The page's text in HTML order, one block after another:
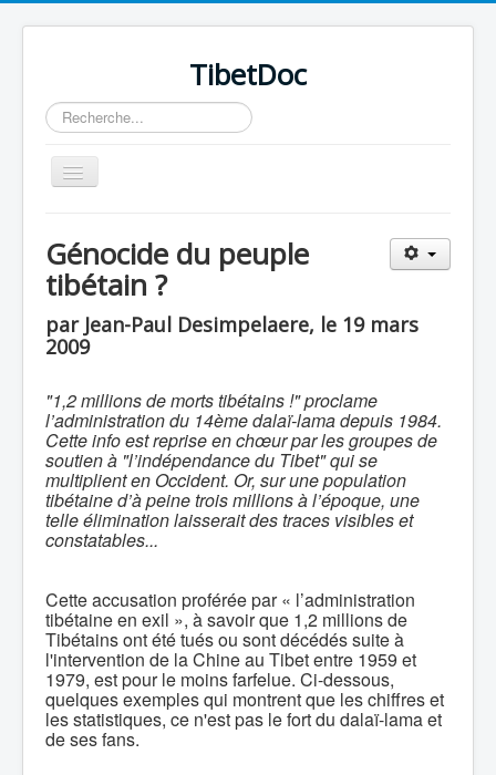
TibetDoc
Rechercher
Basculer
la
Génocide du peuple
tibétain ?
par Jean-Paul Desimpelaere, le 19 mars
2009
"1,2 millions de morts tibétains !" proclame
l’administration du 14ème dalaï-lama depuis 1984.
Cette info est reprise en chœur par les groupes de
soutien à "l’indépendance du Tibet" qui se
multiplient en Occident. Or, sur une population
tibétaine d’à peine trois millions à l’époque, une
telle élimination laisserait des traces visibles et
constatables...
Cette accusation proférée par « l’administration
tibétaine en exil », à savoir que 1,2 millions de
Tibétains ont été tués ou sont décédés suite à
l'intervention de la Chine au Tibet entre 1959 et
1979, est pour le moins farfelue. Ci-dessous,
quelques exemples qui montrent que les chiffres et
les statistiques, ce n'est pas le fort du dalaï-lama et
de ses fans.